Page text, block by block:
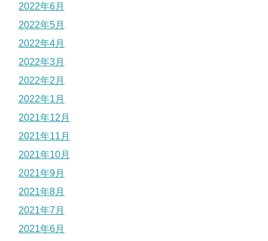
2022年6月
2022年5月
2022年4月
2022年3月
2022年2月
2022年1月
2021年12月
2021年11月
2021年10月
2021年9月
2021年8月
2021年7月
2021年6月